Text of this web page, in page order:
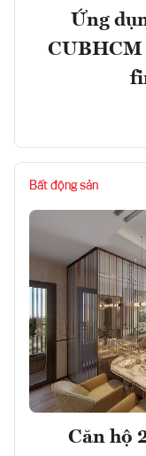
Ứng
CUBHCM
Bất động sản
Căn hộ